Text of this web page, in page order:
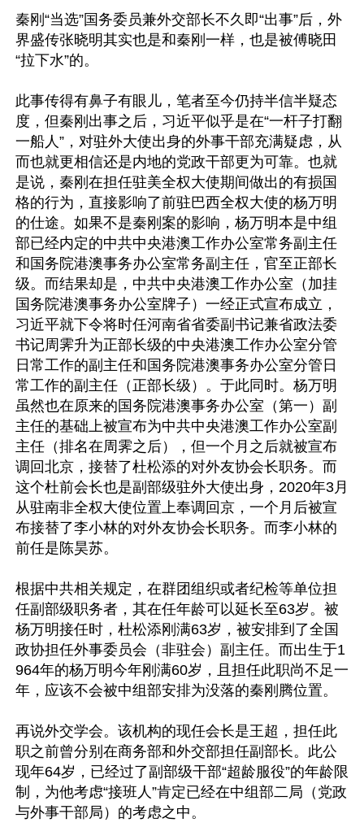
秦刚“当选”国务委员兼外交部长不久即“出事”后，外
界盛传张晓明其实也是和秦刚一样，也是被傅晓田
“拉下水”的。
此事传得有鼻子有眼儿，笔者至今仍持半信半疑态
度，但秦刚出事之后，习近平似乎是在“一杆子打翻
一船人”，对驻外大使出身的外事干部充满疑虑，从
而也就更相信还是内地的党政干部更为可靠。也就
是说，秦刚在担任驻美全权大使期间做出的有损国
格的行为，直接影响了前驻巴西全权大使的杨万明
的仕途。如果不是秦刚案的影响，杨万明本是中组
部已经内定的中共中央港澳工作办公室常务副主任
和国务院港澳事务办公室常务副主任，官至正部长
级。而结果却是，中共中央港澳工作办公室（加挂
国务院港澳事务办公室牌子）一经正式宣布成立，
习近平就下令将时任河南省省委副书记兼省政法委
书记周霁升为正部长级的中央港澳工作办公室分管
日常工作的副主任和国务院港澳事务办公室分管日
常工作的副主任（正部长级）。于此同时。杨万明
虽然也在原来的国务院港澳事务办公室（第一）副
主任的基础上被宣布为中共中央港澳工作办公室副
主任（排名在周霁之后），但一个月之后就被宣布
调回北京，接替了杜松添的对外友协会长职务。而
这个杜前会长也是副部级驻外大使出身，2020年3月
从驻南非全权大使位置上奉调回京，一个月后被宣
布接替了李小林的对外友协会长职务。而李小林的
前任是陈昊苏。
根据中共相关规定，在群团组织或者纪检等单位担
任副部级职务者，其在任年龄可以延长至63岁。被
杨万明接任时，杜松添刚满63岁，被安排到了全国
政协担任外事委员会（非驻会）副主任。而出生于1
964年的杨万明今年刚满60岁，且担任此职尚不足一
年，应该不会被中组部安排为没落的秦刚腾位置。
再说外交学会。该机构的现任会长是王超，担任此
职之前曾分别在商务部和外交部担任副部长。此公
现年64岁，已经过了副部级干部“超龄服役”的年龄限
制，为他考虑“接班人”肯定已经在中组部二局（党政
与外事干部局）的考虑之中。